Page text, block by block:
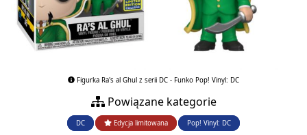
Figurka Ra's al Ghul z serii DC - Funko Pop! Vinyl: DC
Powiązane kategorie
DC Edycja limitowana Pop! Vinyl: DC